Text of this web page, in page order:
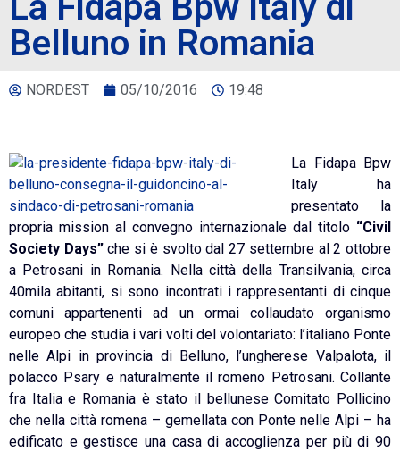
Belluno in Romania
NORDEST 05/10/2016 19:48
La Fidapa Bpw
Italy ha
presentato la
propria mission al convegno internazionale dal titolo “Civil
Society Days”che si è svolto dal 27 settembre al 2 ottobre
a Petrosani in Romania. Nella città della Transilvania, circa
40mila abitanti, si sono incontrati i rappresentanti di cinque
comuni appartenenti ad un ormai collaudato organismo
europeo che studia i vari volti del volontariato: l’italiano Ponte
nelle Alpi in provincia di Belluno, l’ungherese Valpalota, il
polacco Psary e naturalmente il romeno Petrosani. Collante
fra Italia e Romania è stato il bellunese Comitato Pollicino
che nella città romena – gemellata con Ponte nelle Alpi – ha
edificato e gestisce una casa di accoglienza per più di 90